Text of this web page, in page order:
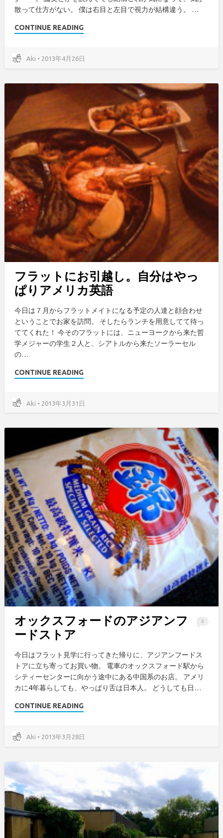
散って仕方がない。 僕は右目と左目で視力が結構違う。 …
CONTINUE READING
Aki • 2013年4月26日
フラットにお引越し。自分はやっ
ぱりアメリカ英語
今日は７月からフラットメイトになる予定の人達と顔合わせ
ということでお家を訪問。 そしたらランチを用意してて待っ
ててくれた！ 今そのフラットには、ニューヨークから来た哲
学メジャーの学生２人と、シアトルから来たソーラーセル
の…
CONTINUE READING
Aki • 2013年3月31日
4
オックスフォードのアジアンフ
ードストア
今日はフラット見学に行ってきた帰りに、アジアンフードス
トアに立ち寄ってお買い物。 電車のオックスフォード駅から
シティーセンターに向かう途中にある中国系のお店。 アメリ
カに4年暮らしても、やっぱり舌は日本人。 どうしても日…
CONTINUE READING
Aki • 2013年3月28日